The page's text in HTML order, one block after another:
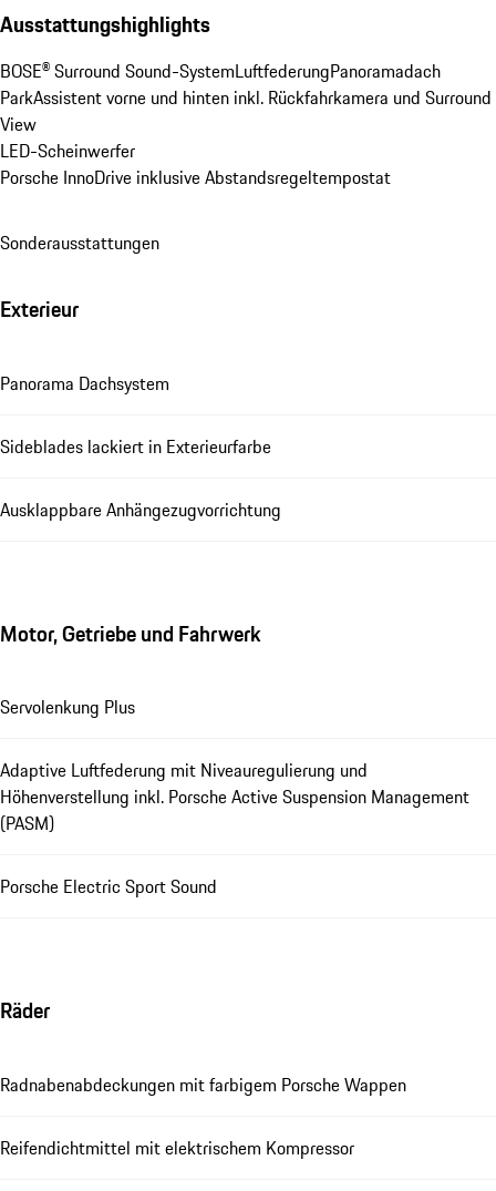
Ausstattungshighlights
BOSE® Surround Sound-SystemLuftfederungPanoramadach
ParkAssistent vorne und hinten inkl. Rückfahrkamera und Surround
View
LED-Scheinwerfer
Porsche InnoDrive inklusive Abstandsregeltempostat
Sonderausstattungen
Exterieur
Panorama Dachsystem
Sideblades lackiert in Exterieurfarbe
Ausklappbare Anhängezugvorrichtung
Motor, Getriebe und Fahrwerk
Servolenkung Plus
Adaptive Luftfederung mit Niveauregulierung und
Höhenverstellung inkl. Porsche Active Suspension Management
(PASM)
Porsche Electric Sport Sound
Räder
Radnabenabdeckungen mit farbigem Porsche Wappen
Reifendichtmittel mit elektrischem Kompressor